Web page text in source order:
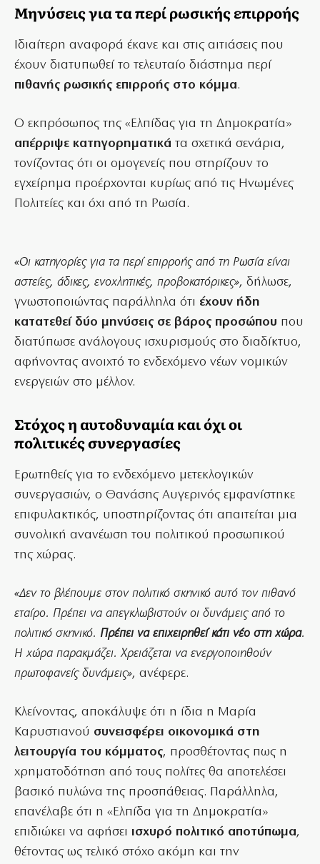
Μηνύσεις για τα περί ρωσικής επιρροής
Ιδιαίτερη αναφορά έκανε και στις αιτιάσεις που
έχουν διατυπωθεί το τελευταίο διάστημα περί
πιθανής ρωσικής επιρροής στο κόμμα.
Ο εκπρόσωπος της «Ελπίδας για τη Δημοκρατία»
απέρριψε κατηγορηματικά τα σχετικά σενάρια,
τονίζοντας ότι οι ομογενείς που στηρίζουν το
εγχείρημα προέρχονται κυρίως από τις Ηνωμένες
Πολιτείες και όχι από τη Ρωσία.
«Οι κατηγορίες για τα περί επιρροής από τη Ρωσία είναι
αστείες, άδικες, ενοχλητικές, προβοκατόρικες», δήλωσε,
γνωστοποιώντας παράλληλα ότι έχουν ήδη
κατατεθεί δύο μηνύσεις σε βάρος προσώπου που
διατύπωσε ανάλογους ισχυρισμούς στο διαδίκτυο,
αφήνοντας ανοιχτό το ενδεχόμενο νέων νομικών
ενεργειών στο μέλλον.
Στόχος η αυτοδυναμία και όχι οι
πολιτικές συνεργασίες
Ερωτηθείς για το ενδεχόμενο μετεκλογικών
συνεργασιών, ο Θανάσης Αυγερινός εμφανίστηκε
επιφυλακτικός, υποστηρίζοντας ότι απαιτείται μια
συνολική ανανέωση του πολιτικού προσωπικού
της χώρας.
«Δεν το βλέπουμε στον πολιτικό σκηνικό αυτό τον πιθανό
εταίρο. Πρέπει να απεγκλωβιστούν οι δυνάμεις από το
πολιτικό σκηνικό. Πρέπει να επιχειρηθεί κάτι νέο στη χώρα.
Η χώρα παρακμάζει. Χρειάζεται να ενεργοποιηθούν
πρωτοφανείς δυνάμεις», ανέφερε.
Κλείνοντας, αποκάλυψε ότι η ίδια η Μαρία
Καρυστιανού συνεισφέρει οικονομικά στη
λειτουργία του κόμματος, προσθέτοντας πως η
χρηματοδότηση από τους πολίτες θα αποτελέσει
βασικό πυλώνα της προσπάθειας. Παράλληλα,
επανέλαβε ότι η «Ελπίδα για τη Δημοκρατία»
επιδιώκει να αφήσει ισχυρό πολιτικό αποτύπωμα,
θέτοντας ως τελικό στόχο ακόμη και την